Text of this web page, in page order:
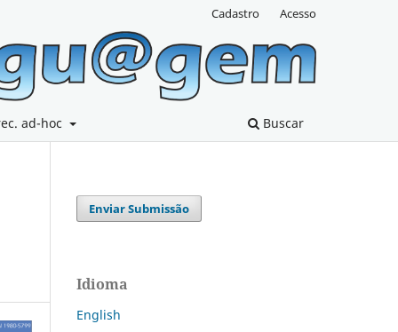
ad-hoc Buscar
Cadastro Acesso
Enviar Submissão
Idioma
English